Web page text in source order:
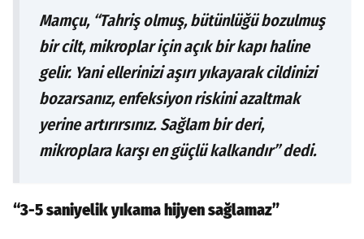
Mamçu, “Tahriş olmuş, bütünlüğü bozulmuş
bir cilt, mikroplar için açık bir kapı haline
gelir. Yani ellerinizi aşırı yıkayarak cildinizi
bozarsanız, enfeksiyon riskini azaltmak
yerine artırırsınız. Sağlam bir deri,
mikroplara karşı en güçlü kalkandır” dedi.
“3-5 saniyelik yıkama hijyen sağlamaz”